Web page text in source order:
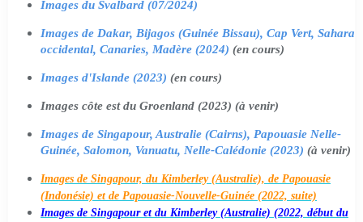
Images du Svalbard (07/2024)
Images de Dakar, Bijagos (Guinée Bissau), Cap Vert, Sahara
occidental, Canaries, Madère (2024) (en cours)
Images d'Islande (2023) (en cours)
Images côte est du Groenland (2023) (à venir)
Images de Singapour, Australie (Cairns), Papouasie Nelle-
Guinée, Salomon, Vanuatu, Nelle-Calédonie (2023) (à venir)
Images de Singapour, du Kimberley (Australie), de Papouasie
(Indonésie) et de Papouasie-Nouvelle-Guinée (2022, suite)
Images de Singapour et du Kimberley (Australie) (2022, début du